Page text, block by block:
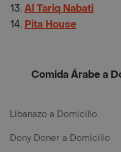
Al Tariq Nabati
Pita House
Comida Árabe a
Libanazo a Domicilio
Dony Doner a Domicilio